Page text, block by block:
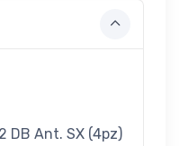
DB Ant. SX (4pz)